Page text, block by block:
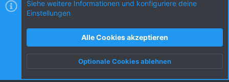
Nutzungsbedingungen
Datenschutz
S
Oben Unten
Siehe weitere Informationen und konfiguriere deine
Einstellungen
Alle Cookies akzeptieren
Optionale Cookies ablehnen